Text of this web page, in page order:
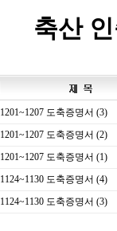
축산
1201~1207 도축증명서 (3)
1201~1207 도축증명서 (2)
1201~1207 도축증명서 (1)
1124~1130 도축증명서 (4)
1124~1130 도축증명서 (3)